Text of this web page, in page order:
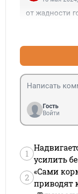
от жадности
Гость
Войти
1
усилить
2
«Сами
приводят